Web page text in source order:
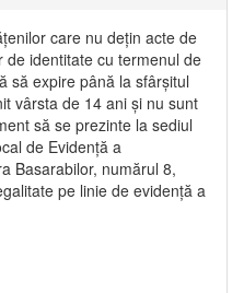
care nu dețin acte de
identitate cu termenul de
să expire până la sfârșitul
vârsta de 14 ani și nu sunt
să se prezinte la sediul
de Evidență a
Basarabilor, numărul 8,
pe linie de evidență a